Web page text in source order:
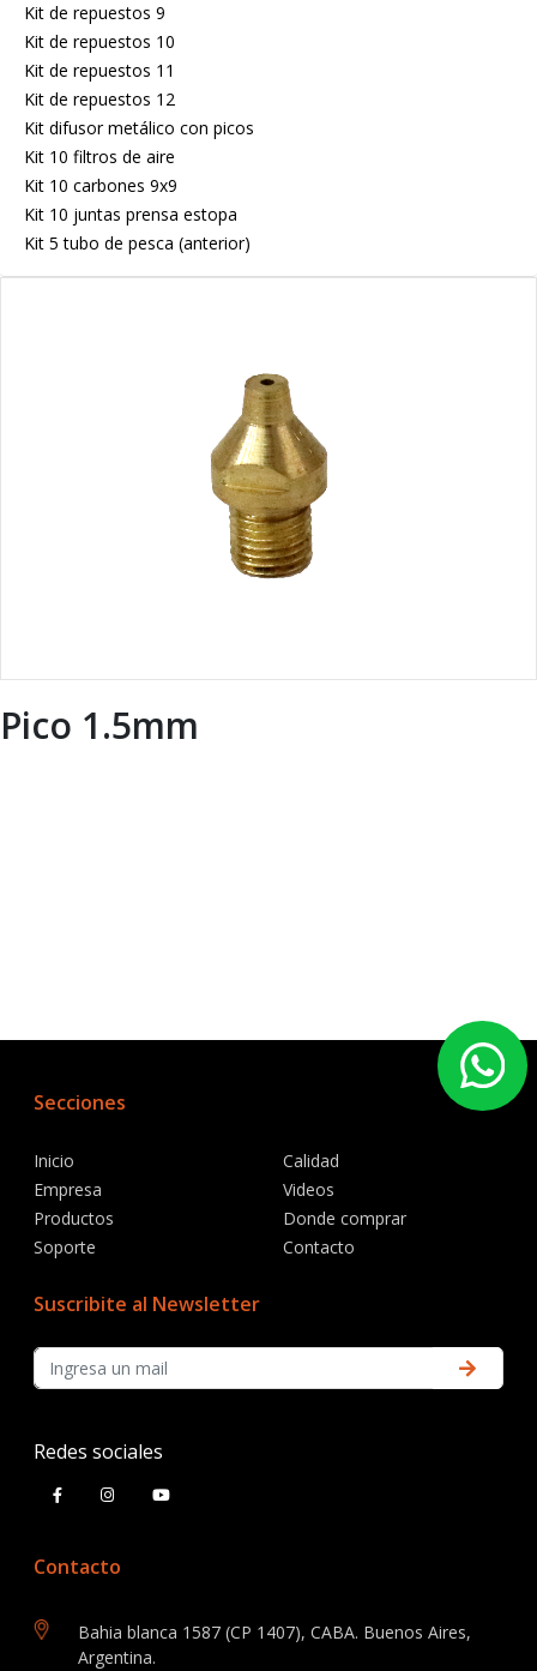
Kit de repuestos 9
Kit de repuestos 10
Kit de repuestos 11
Kit de repuestos 12
Kit difusor metálico con picos
Kit 10 filtros de aire
Kit 10 carbones 9x9
Kit 10 juntas prensa estopa
Kit 5 tubo de pesca (anterior)
Pico 1.5mm
Secciones
Inicio
Empresa
Productos
Soporte
Calidad
Videos
Donde comprar
Contacto
Suscribite al Newsletter
Redes sociales
Contacto
Bahia blanca 1587 (CP 1407), CABA. Buenos Aires,
Argentina.